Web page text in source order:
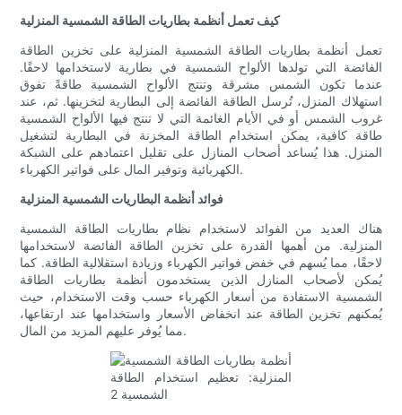
كيف تعمل أنظمة بطاريات الطاقة الشمسية المنزلية
تعمل أنظمة بطاريات الطاقة الشمسية المنزلية على تخزين الطاقة
الفائضة التي تولدها الألواح الشمسية في بطارية لاستخدامها لاحقًا.
عندما تكون الشمس مشرقة وتنتج الألواح الشمسية طاقةً تفوق
استهلاك المنزل، تُرسل الطاقة الفائضة إلى البطارية لتخزينها. ثم، عند
غروب الشمس أو في الأيام الغائمة التي لا تنتج فيها الألواح الشمسية
طاقة كافية، يمكن استخدام الطاقة المخزنة في البطارية لتشغيل
المنزل. هذا يُساعد أصحاب المنازل على تقليل اعتمادهم على الشبكة
الكهربائية وتوفير المال على فواتير الكهرباء.
فوائد أنظمة البطاريات الشمسية المنزلية
هناك العديد من الفوائد لاستخدام نظام بطاريات الطاقة الشمسية
المنزلية. من أهمها القدرة على تخزين الطاقة الفائضة لاستخدامها
لاحقًا، مما يُسهم في خفض فواتير الكهرباء وزيادة استقلالية الطاقة. كما
يُمكن لأصحاب المنازل الذين يستخدمون أنظمة بطاريات الطاقة
الشمسية الاستفادة من أسعار الكهرباء حسب وقت الاستخدام، حيث
يُمكنهم تخزين الطاقة عند انخفاض الأسعار واستخدامها عند ارتفاعها،
مما يُوفر عليهم المزيد من المال.